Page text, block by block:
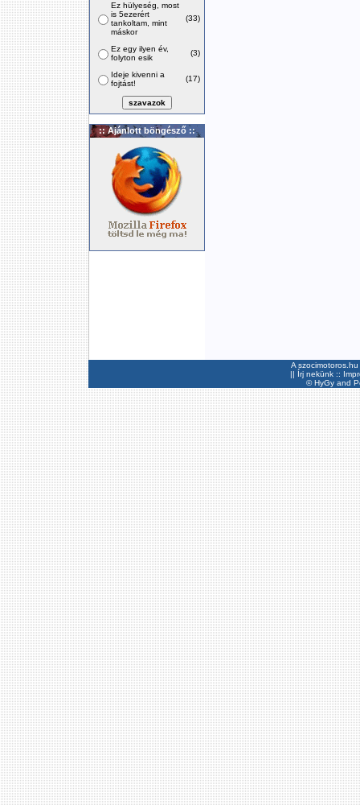
Ez hülyeség, most
is 5ezerért
tankoltam, mint
máskor
(33)
Ez egy ilyen év,
folyton esik
(3)
Ideje kivenni a
fojtást!
(17)
:: Ajánlott böngésző ::
A
|| Írj nekünk ::
©HyGyand